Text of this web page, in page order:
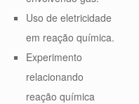
Uso de eletricidade
em reação química.
Experimento
relacionando
reação química